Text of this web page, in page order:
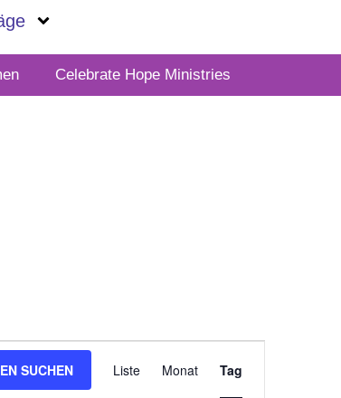
Celebrate Hope Ministries
SUCHEN Ansichten-
Liste Monat Tag